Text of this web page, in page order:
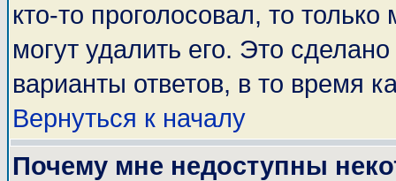
кто-то проголосовал, то
могут удалить его. Это
варианты ответов, в то время
Вернуться к началу
Почему мне недоступны